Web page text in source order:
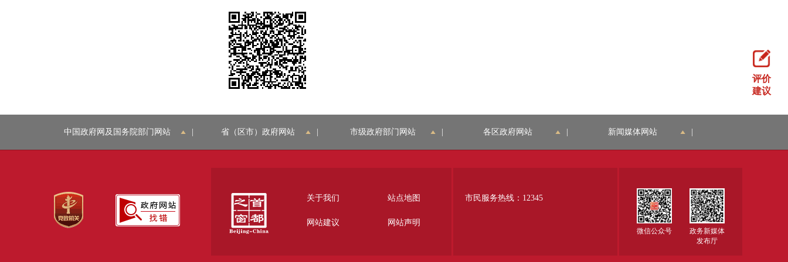
评价
建议
中国政府网及国务院部门网站 省（区市）政府网站 市级政府部门网站 各区政府网站 新闻媒体网站
关于我们 站点地图
网站建议 网站声明
市民服务热线：12345
微信公众号
政务新媒体
发布厅